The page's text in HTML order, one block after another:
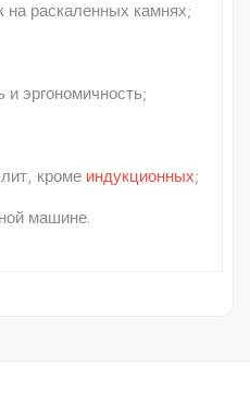
на раскаленных камнях;
и эргономичность;
кроме индукционных;
машине.